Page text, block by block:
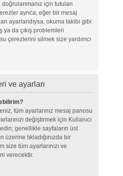
için tutulan
ayrıca, eğer bir mesaj
ayarlandıysa, okuma takibi gibi
da çıkış problemleri
çerezlerini silmek size yardımcı
ve ayarları
tüm ayarlarınız mesaj panosu
değiştirmek için Kullanıcı
genellikle sayfaların üst
üzerine tıkladığınızda bir
size tüm ayarlarınızı ve
verecektir.